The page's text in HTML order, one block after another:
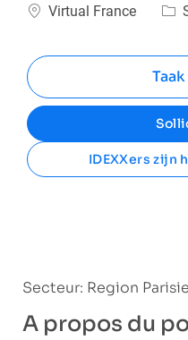
PlaatsVirtual France
IDEXXers zijn
Secteur: Region
A propos du